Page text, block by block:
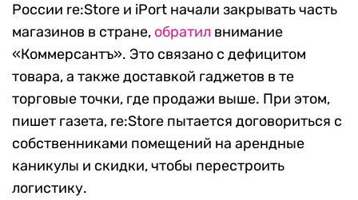
России re:Store и iPort начали закрывать часть
магазинов в стране, обратил внимание
«Коммерсантъ». Это связано с дефицитом
товара, а также доставкой гаджетов в те
торговые точки, где продажи выше. При этом,
пишет газета, re:Store пытается договориться с
собственниками помещений на арендные
каникулы и скидки, чтобы перестроить
логистику.